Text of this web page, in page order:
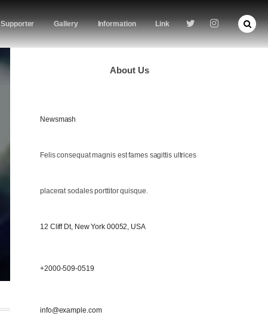
Supporter Gallery Information Link
About Us
Newsmash
Felis consequat magnis est fames sagittis ultrices
placerat sodales porttitor quisque.
12 Cliff Dt, New York 00052, USA
+2000-509-0519
info@example.com